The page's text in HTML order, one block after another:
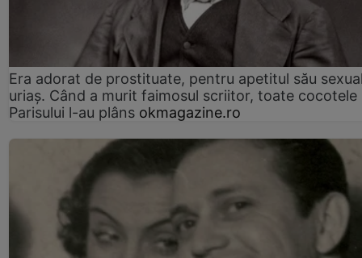
Era adorat de prostituate, pentru apetitul său
uriaș. Când a murit faimosul scriitor, toate cocotele
Parisului l-au plâns okmagazine.ro